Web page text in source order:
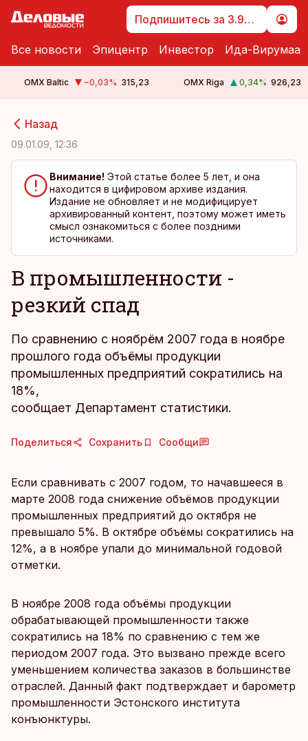
Подпишитесь за 3.99 €
Все новости Эпицентр Инвестор Ида-Вирумаа
OMX Baltic −0,03% 315,23 OMX Riga 0,34% 926,23
Назад
09.01.09, 12:36
Внимание! Этой статье более 5 лет, и она
находится в цифировом архиве издания.
Издание не обновляет и не модифицирует
архивированный контент, поэтому может иметь
смысл ознакомиться с более поздними
источниками.
В промышленности -
резкий спад
По сравнению с ноябрём 2007 года в ноябре
прошлого года объёмы продукции
промышленных предприятий сократились на
18%,
сообщает Департамент статистики.
Поделиться Сохранить Сообщи
Если сравнивать с 2007 годом, то начавшееся в
марте 2008 года снижение объёмов продукции
промышленных предприятий до октября не
превышало 5%. В октябре объёмы сократились на
12%, а в ноябре упали до минимальной годовой
отметки.
В ноябре 2008 года объёмы продукции
обрабатывающей промышленности также
сократились на 18% по сравнению с тем же
периодом 2007 года. Это вызвано прежде всего
уменьшением количества заказов в большинстве
отраслей. Данный факт подтверждает и барометр
промышленности Эстонского института
конъюнктуры.